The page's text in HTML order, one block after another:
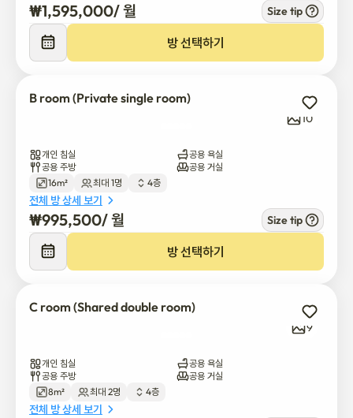
₩1,595,000/ 월 Size tip
방 선택하기
B room (Private single room)
10
개인 침실
공용 욕실
공용 주방
공용 거실
16m²
최대 1명 4층
전체 방 상세 보기
₩995,500/ 월 Size tip
방 선택하기
C room (Shared double room)
9
개인 침실
공용 욕실
공용 주방
공용 거실
8m²
최대 2명 4층
전체 방 상세 보기